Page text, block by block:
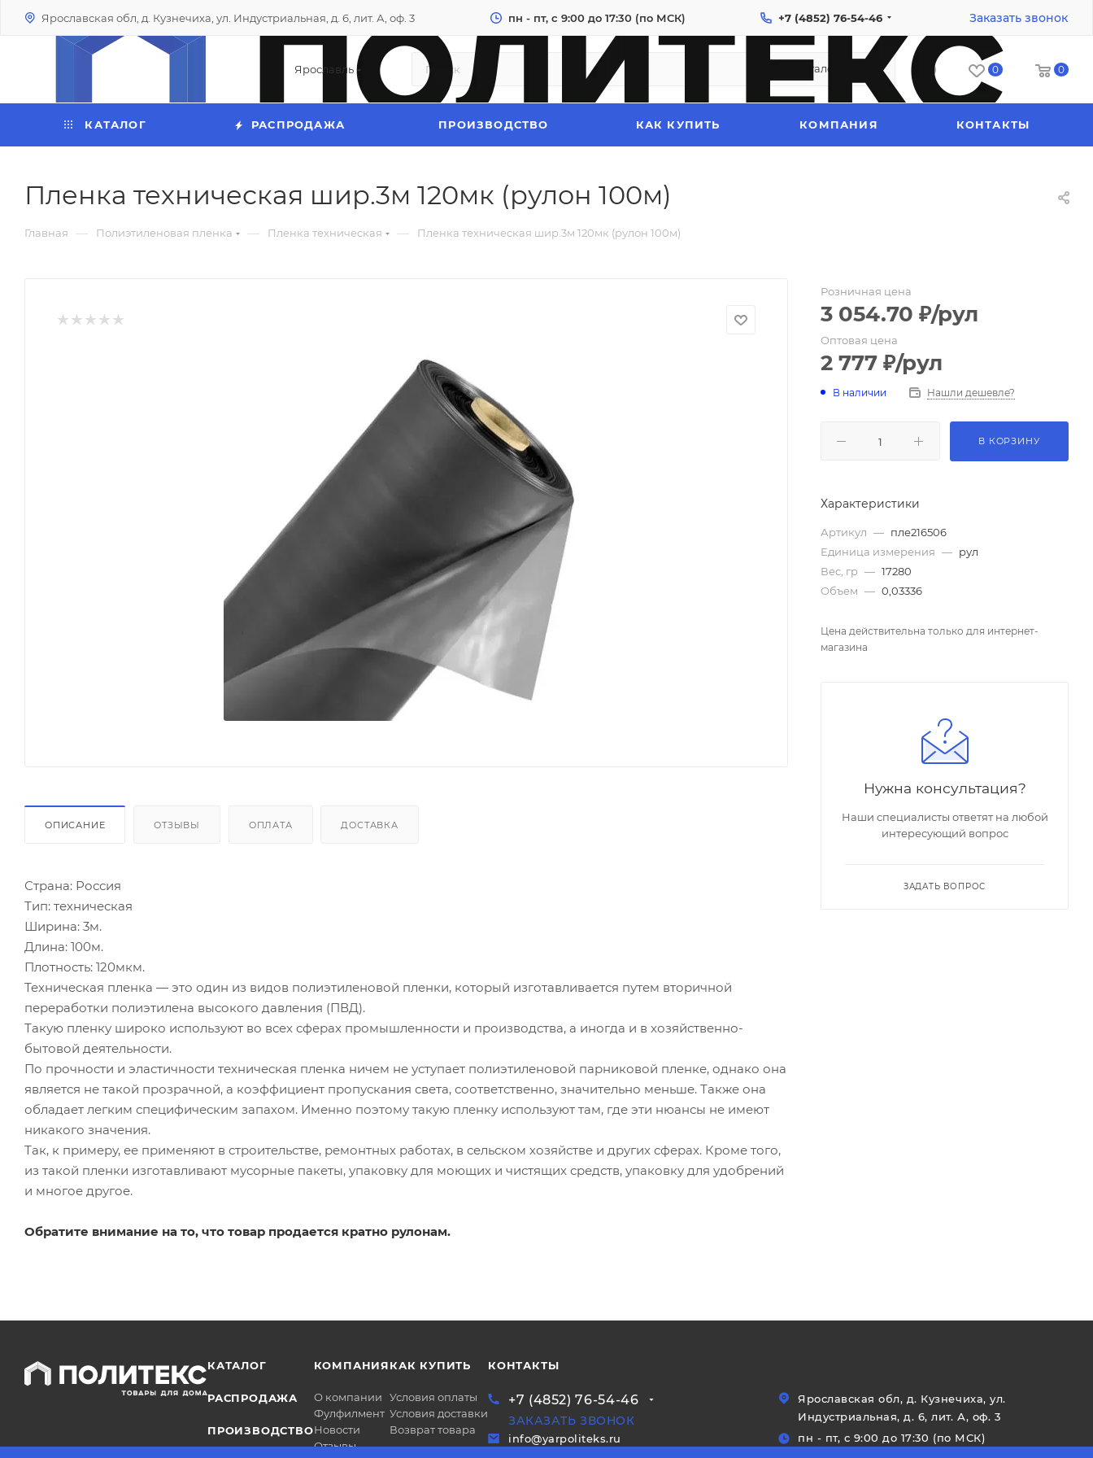
Ярославская обл, д. Кузнечиха, ул. Индустриальная, д. 6, лит. А, оф. 3 пн - пт, с 9:00 до 17:30 (по МСК) +7 (4852) 76-54-46 Заказать звонок
Ярославль Каталог 0 0
КАТАЛОГ РАСПРОДАЖА ПРОИЗВОДСТВО КАК КУПИТЬ КОМПАНИЯ КОНТАКТЫ
Пленка техническая шир.3м 120мк (рулон 100м)
Главная — Полиэтиленовая пленка — Пленка техническая — Пленка техническая шир.3м 120мк (рулон 100м)
ОПИСАНИЕ ОТЗЫВЫ ОПЛАТА ДОСТАВКА
Страна: Россия
Тип: техническая
Ширина: 3м.
Длина: 100м.
Плотность: 120мкм.
Техническая пленка — это один из видов полиэтиленовой пленки, который изготавливается путем вторичной
переработки полиэтилена высокого давления (ПВД).
Такую пленку широко используют во всех сферах промышленности и производства, а иногда и в хозяйственно-
бытовой деятельности.
По прочности и эластичности техническая пленка ничем не уступает полиэтиленовой парниковой пленке, однако она
является не такой прозрачной, а коэффициент пропускания света, соответственно, значительно меньше. Также она
обладает легким специфическим запахом. Именно поэтому такую пленку используют там, где эти нюансы не имеют
никакого значения.
Так, к примеру, ее применяют в строительстве, ремонтных работах, в сельском хозяйстве и других сферах. Кроме того,
из такой пленки изготавливают мусорные пакеты, упаковку для моющих и чистящих средств, упаковку для удобрений
и многое другое.
Обратите внимание на то, что товар продается кратно рулонам.
Розничная цена
3 054.70 ₽/рул
Оптовая цена
2 777 ₽/рул
В наличии Нашли дешевле?
В КОРЗИНУ
Характеристики
Артикул — пле216506
Единица измерения — рул
Вес, гр — 17280
Объем — 0,03336
Цена действительна только для интернет-
магазина
Нужна консультация?
Наши специалисты ответят на любой
интересующий вопрос
ЗАДАТЬ ВОПРОС
КАТАЛОГ
РАСПРОДАЖА
ПРОИЗВОДСТВО
КОМПАНИЯ
О компании
Фулфилмент
Новости
Отзывы
КАК КУПИТЬ
Условия оплаты
Условия доставки
Возврат товара
КОНТАКТЫ
+7 (4852) 76-54-46
ЗАКАЗАТЬ ЗВОНОК
Ярославская обл, д. Кузнечиха, ул.
Индустриальная, д. 6, лит. А, оф. 3
info@yarpoliteks.ru
пн - пт, с 9:00 до 17:30 (по МСК)